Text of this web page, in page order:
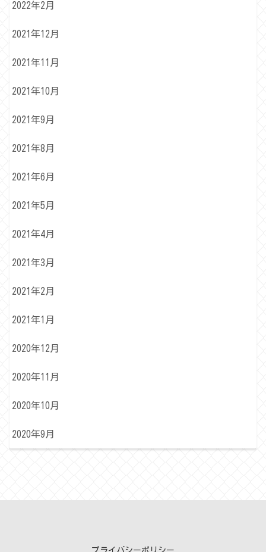
2022年2月
2021年12月
2021年11月
2021年10月
2021年9月
2021年8月
2021年6月
2021年5月
2021年4月
2021年3月
2021年2月
2021年1月
2020年12月
2020年11月
2020年10月
2020年9月
プライバシーポリシー